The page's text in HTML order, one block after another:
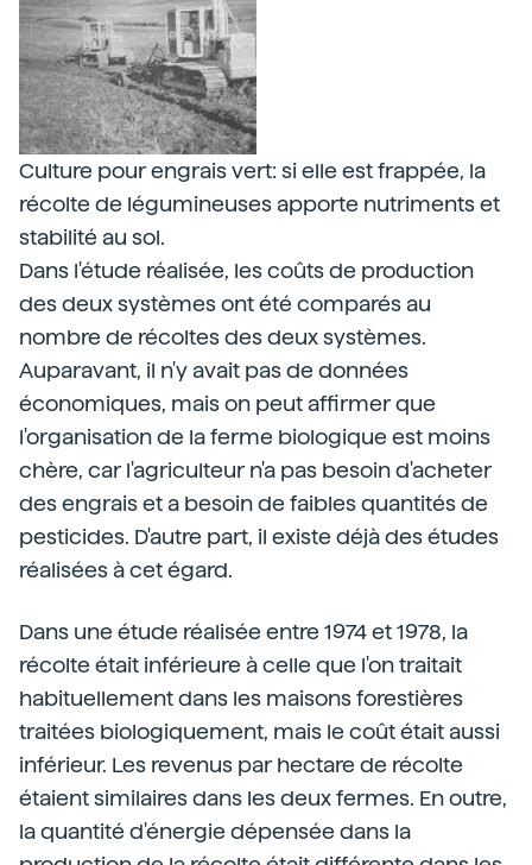
Culture pour engrais vert: si elle est frappée, la
récolte de légumineuses apporte nutriments et
stabilité au sol.
Dans l'étude réalisée, les coûts de production
des deux systèmes ont été comparés au
nombre de récoltes des deux systèmes.
Auparavant, il n'y avait pas de données
économiques, mais on peut affirmer que
l'organisation de la ferme biologique est moins
chère, car l'agriculteur n'a pas besoin d'acheter
des engrais et a besoin de faibles quantités de
pesticides. D'autre part, il existe déjà des études
réalisées à cet égard.
Dans une étude réalisée entre 1974 et 1978, la
récolte était inférieure à celle que l'on traitait
habituellement dans les maisons forestières
traitées biologiquement, mais le coût était aussi
inférieur. Les revenus par hectare de récolte
étaient similaires dans les deux fermes. En outre,
la quantité d'énergie dépensée dans la